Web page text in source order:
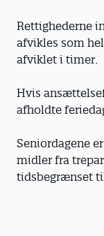
Rettighederne
afvikles som
afviklet i timer.
Hvis
afholdte
Seniordagene
midler fra
tidsbegrænset